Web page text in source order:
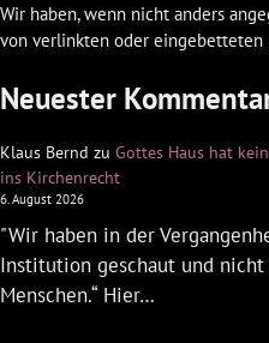
Wir haben, wenn nicht anders
von verlinkten oder eingebetteten
Neuester
Klaus Bernd zu Gottes Haus hat
ins Kirchenrecht
6. August 2026
"Wir haben in der
Institution geschaut und
Menschen.“ Hier…